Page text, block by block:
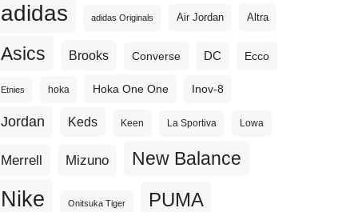
adidas adidas Originals Air Jordan Altra
Asics Brooks Converse DC Ecco
Etnies hoka Hoka One One Inov-8
Jordan Keds Keen La Sportiva Lowa
Merrell Mizuno New Balance
Nike Onitsuka Tiger PUMA